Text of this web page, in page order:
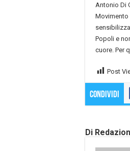
Antonio Di
Movimento
Popoli e
cuore. Per
Post
Condividi
Di